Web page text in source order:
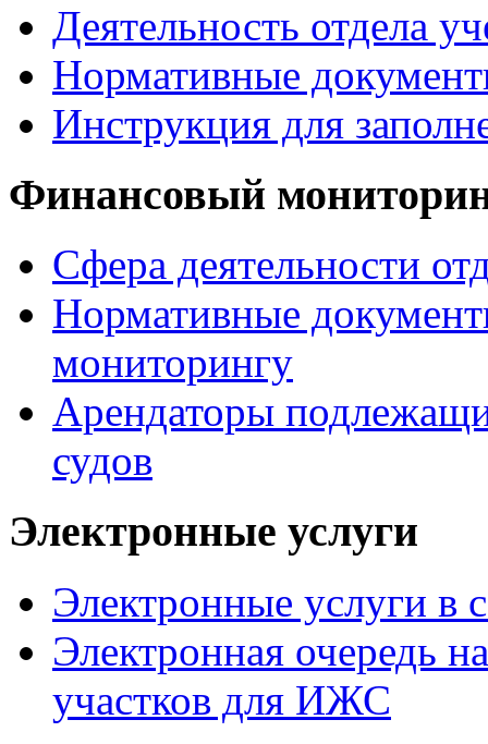
Деятельность отдела
Нормативные
Инструкция для
Финансовый
Сфера деятельности
Нормативные
мониторингу
Арендаторы
судов
Электронные услуги
Электронные услуги в
Электронная очередь
участков для ИЖС